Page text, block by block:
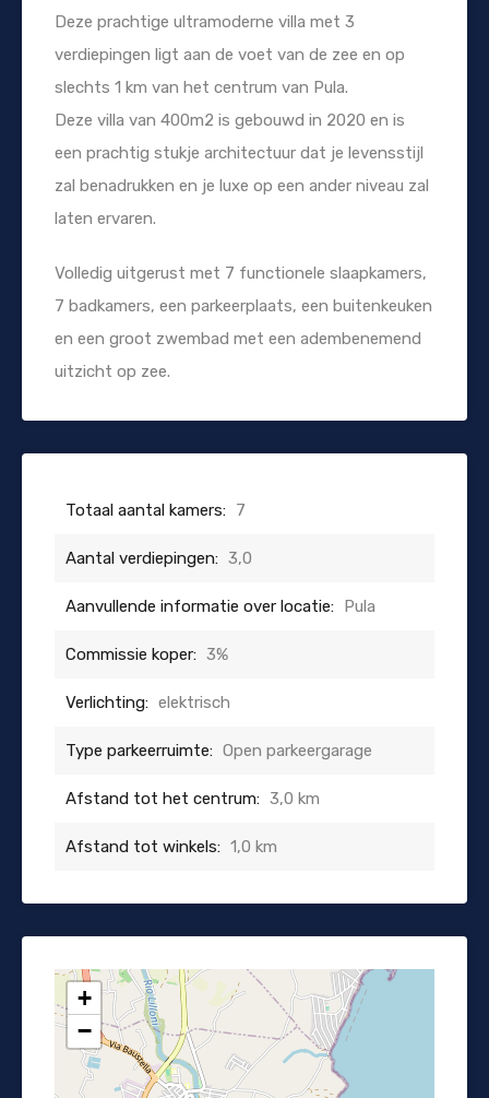
Deze prachtige ultramoderne villa met 3
verdiepingen ligt aan de voet van de zee en op
slechts 1 km van het centrum van Pula.
Deze villa van 400m2 is gebouwd in 2020 en is
een prachtig stukje architectuur dat je levensstijl
zal benadrukken en je luxe op een ander niveau zal
laten ervaren.
Volledig uitgerust met 7 functionele slaapkamers,
7 badkamers, een parkeerplaats, een buitenkeuken
en een groot zwembad met een adembenemend
uitzicht op zee.
Totaal aantal kamers: 7
Aantal verdiepingen: 3,0
Aanvullende informatie over locatie: Pula
Commissie koper: 3%
Verlichting: elektrisch
Type parkeerruimte: Open parkeergarage
Afstand tot het centrum: 3,0 km
Afstand tot winkels: 1,0 km
+
−